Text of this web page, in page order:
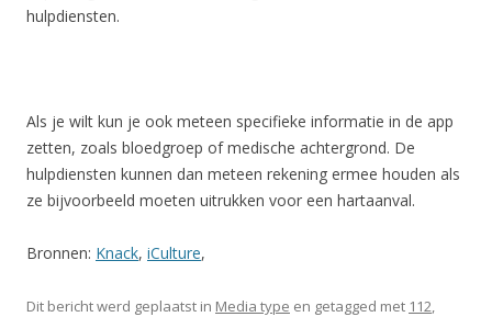
hulpdiensten.
Als je wilt kun je ook meteen specifieke informatie in de app
zetten, zoals bloedgroep of medische achtergrond. De
hulpdiensten kunnen dan meteen rekening ermee houden als
ze bijvoorbeeld moeten uitrukken voor een hartaanval.
Bronnen: Knack, iCulture,
Dit bericht werd geplaatst in Media type en getagged met 112,